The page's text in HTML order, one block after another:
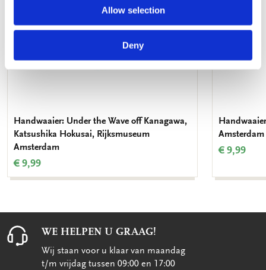
Allow selection
Deny
Handwaaier: Under the Wave off Kanagawa,
Katsushika Hokusai, Rijksmuseum
Amsterdam
€ 9,99
Amsterdam
€ 9,99
WE HELPEN U GRAAG!
Wij staan voor u klaar van maandag
t/m vrijdag tussen 09:00 en 17:00